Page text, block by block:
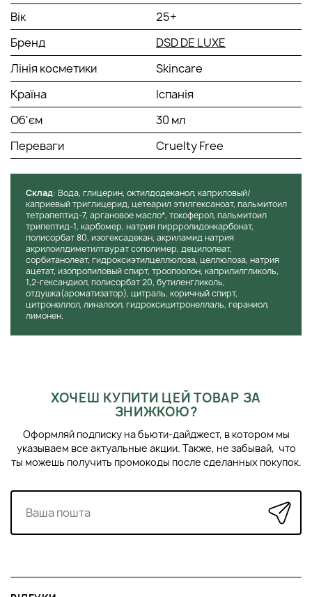
Вік
25+
Бренд
DSD DE LUXE
Лінія косметики
Skincare
Країна
Іспанія
Об'єм
30 мл
Переваги
Cruelty Free
Cклад: Вода, глицерин, октилдодеканол, каприловый/
каприевый триглицерид, цетеарил этилгексаноат, пальмитоил
тетрапептид-7, аргановое масло*, токоферол, пальмитоил
трипептид-1, карбомер, натрия пиррролидонкарбонат,
полисорбат 80, изогексадекан, акриламид натрия
акрилоилдиметилтаурат сополимер, децилолеат,
сорбитанолеат, гидроксиэтилцеллюлоза, целлюлоза, натрия
ацетат, изопропиловый спирт, троопоолон, каприлилгликоль,
1,2-гександиол, полисорбат 20, бутиленгликоль,
отдушка(ароматизатор), цитраль, коричный спирт,
цитронеллол, линалоол, гидроксицитронеллаль, гераниол,
лимонен.
ХОЧЕШ КУПИТИ ЦЕЙ ТОВАР ЗА
ЗНИЖКОЮ?
Оформляй подписку на бьюти-дайджест, в котором мы
указываем все актуальные акции. Также, не забывай, что
ты можешь получить промокоды после сделанных покупок.